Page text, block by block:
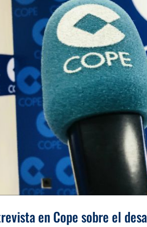
en Cope sobre el